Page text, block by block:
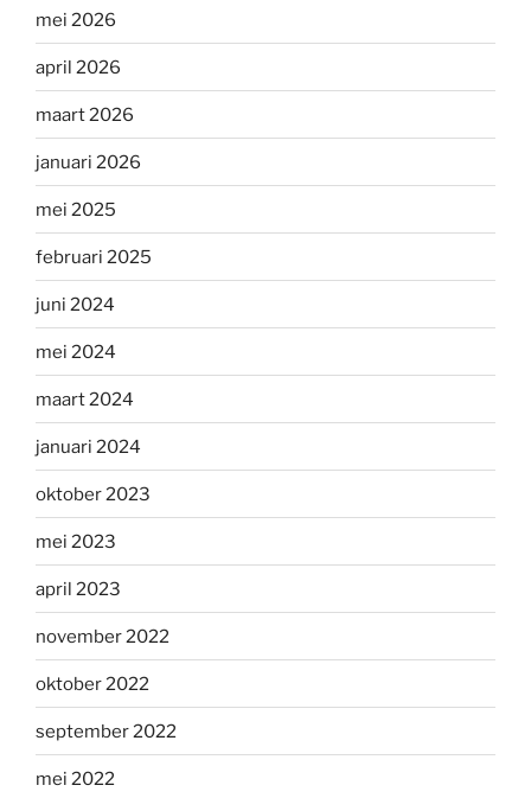
mei 2026
april 2026
maart 2026
januari 2026
mei 2025
februari 2025
juni 2024
mei 2024
maart 2024
januari 2024
oktober 2023
mei 2023
april 2023
november 2022
oktober 2022
september 2022
mei 2022